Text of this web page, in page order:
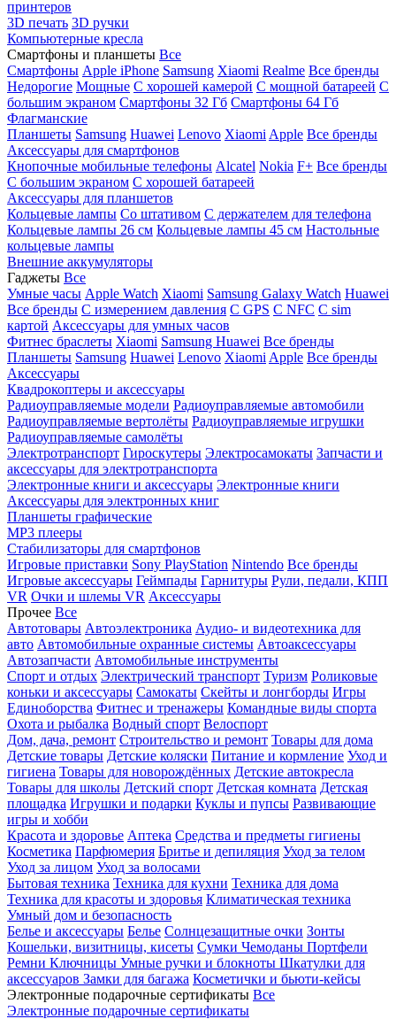
принтеров
3D печать 3D ручки
Компьютерные кресла
Смартфоны и планшеты Все
Смартфоны Apple iPhone Samsung Xiaomi Realme Все бренды
Недорогие Мощные С хорошей камерой С мощной батареей С
большим экраном Смартфоны 32 Гб Смартфоны 64 Гб
Флагманские
Планшеты Samsung Huawei Lenovo Xiaomi Apple Все бренды
Аксессуары для смартфонов
Кнопочные мобильные телефоны Alcatel Nokia F+ Все бренды
С большим экраном С хорошей батареей
Аксессуары для планшетов
Кольцевые лампы Со штативом C держателем для телефона
Кольцевые лампы 26 см Кольцевые лампы 45 см Настольные
кольцевые лампы
Внешние аккумуляторы
Гаджеты Все
Умные часы Apple Watch Xiaomi Samsung Galaxy Watch Huawei
Все бренды C измерением давления C GPS C NFC C sim
картой Аксессуары для умных часов
Фитнес браслеты Xiaomi Samsung Huawei Все бренды
Планшеты Samsung Huawei Lenovo Xiaomi Apple Все бренды
Аксессуары
Квадрокоптеры и аксессуары
Радиоуправляемые модели Радиоуправляемые автомобили
Радиоуправляемые вертолёты Радиоуправляемые игрушки
Радиоуправляемые самолёты
Электротранспорт Гироскутеры Электросамокаты Запчасти и
аксессуары для электротранспорта
Электронные книги и аксессуары Электронные книги
Аксессуары для электронных книг
Планшеты графические
MP3 плееры
Стабилизаторы для смартфонов
Игровые приставки Sony PlayStation Nintendo Все бренды
Игровые аксессуары Геймпады Гарнитуры Рули, педали, КПП
VR Очки и шлемы VR Аксессуары
Прочее Все
Автотовары Автоэлектроника Аудио- и видеотехника для
авто Автомобильные охранные системы Автоаксессуары
Автозапчасти Автомобильные инструменты
Спорт и отдых Электрический транспорт Туризм Роликовые
коньки и аксессуары Самокаты Скейты и лонгборды Игры
Единоборства Фитнес и тренажеры Командные виды спорта
Охота и рыбалка Водный спорт Велоспорт
Дом, дача, ремонт Строительство и ремонт Товары для дома
Детские товары Детские коляски Питание и кормление Уход и
гигиена Товары для новорождённых Детские автокресла
Товары для школы Детский спорт Детская комната Детская
площадка Игрушки и подарки Куклы и пупсы Развивающие
игры и хобби
Красота и здоровье Аптека Средства и предметы гигиены
Косметика Парфюмерия Бритье и депиляция Уход за телом
Уход за лицом Уход за волосами
Бытовая техника Техника для кухни Техника для дома
Техника для красоты и здоровья Климатическая техника
Умный дом и безопасность
Белье и аксессуары Белье Солнцезащитные очки Зонты
Кошельки, визитницы, кисеты Сумки Чемоданы Портфели
Ремни Ключницы Умные ручки и блокноты Шкатулки для
аксессуаров Замки для багажа Косметички и бьюти-кейсы
Электронные подарочные сертификаты Все
Электронные подарочные сертификаты